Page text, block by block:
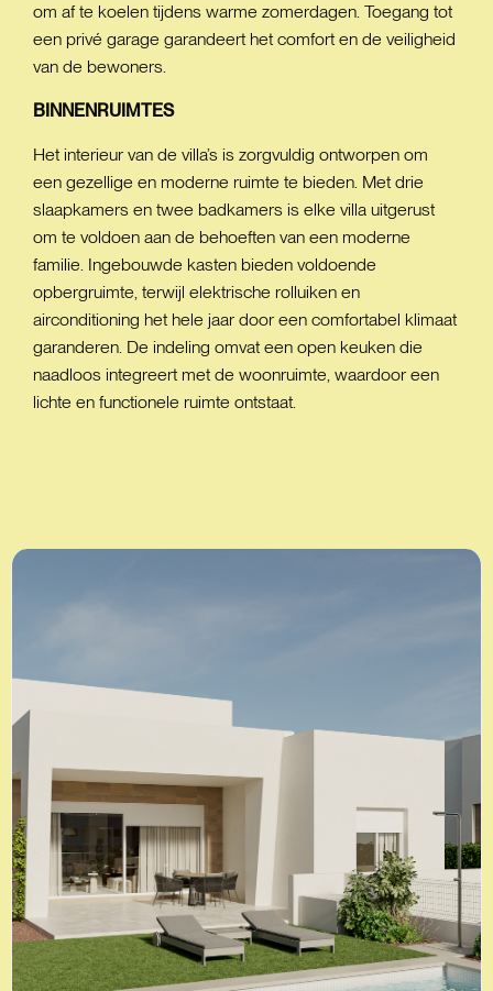
om af te koelen tijdens warme zomerdagen. Toegang tot
een privé garage garandeert het comfort en de veiligheid
van de bewoners.
BINNENRUIMTES
Het interieur van de villa’s is zorgvuldig ontworpen om
een gezellige en moderne ruimte te bieden. Met drie
slaapkamers en twee badkamers is elke villa uitgerust
om te voldoen aan de behoeften van een moderne
familie. Ingebouwde kasten bieden voldoende
opbergruimte, terwijl elektrische rolluiken en
airconditioning het hele jaar door een comfortabel klimaat
garanderen. De indeling omvat een open keuken die
naadloos integreert met de woonruimte, waardoor een
lichte en functionele ruimte ontstaat.